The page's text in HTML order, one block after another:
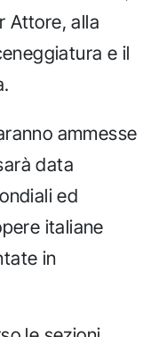
Attore, alla
e il
ammesse
data
ed
italiane
in